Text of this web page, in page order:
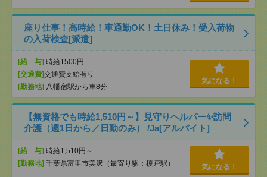
座り仕事！高時給！車通勤OK！土日休み！受入荷物
の入荷検査[派遣]
[給 与] 時給1500円
[交通費]交通費支給有り
[勤務地] 八幡宿駅から車8分
気になる！
【無資格でも時給1,510円～】見守りヘルパー✨訪問
介護（週1日から／日勤のみ） /Ja[アルバイト]
[給 与] 時給1,510円～
[勤務地] 千葉県富里市美沢（最寄り駅：榎戸駅） 気になる！